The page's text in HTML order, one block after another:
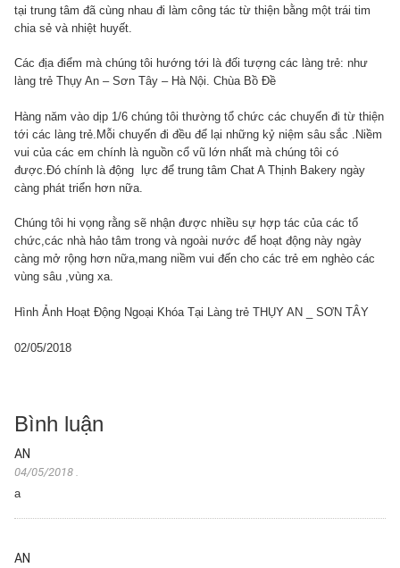
tại trung tâm đã cùng nhau đi làm công tác từ thiện bằng một trái tim
chia sẻ và nhiệt huyết.
Các địa điểm mà chúng tôi hướng tới là đối tượng các làng trẻ: như
làng trẻ Thụy An – Sơn Tây – Hà Nội. Chùa Bồ Đề
Hàng năm vào dịp 1/6 chúng tôi thường tổ chức các chuyến đi từ thiện
tới các làng trẻ.Mỗi chuyến đi đều để lại những kỷ niệm sâu sắc .Niềm
vui của các em chính là nguồn cổ vũ lớn nhất mà chúng tôi có
được.Đó chính là động lực để trung tâm Chat A Thịnh Bakery ngày
càng phát triển hơn nữa.
Chúng tôi hi vọng rằng sẽ nhận được nhiều sự hợp tác của các tổ
chức,các nhà hảo tâm trong và ngoài nước để hoạt động này ngày
càng mở rộng hơn nữa,mang niềm vui đến cho các trẻ em nghèo các
vùng sâu ,vùng xa.
Hình Ảnh Hoạt Động Ngoại Khóa Tại Làng trẻ THỤY AN _ SƠN TÂY
02/05/2018
Bình luận
AN
04/05/2018
a
AN